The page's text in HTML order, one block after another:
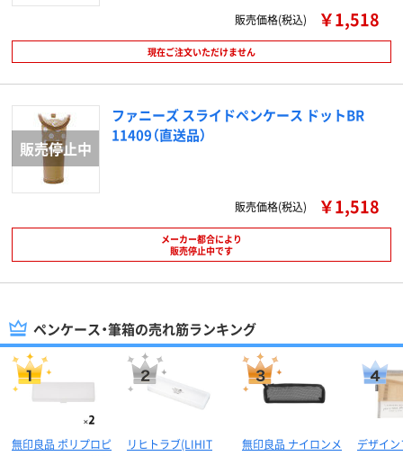
販売価格(税込) ￥1,518
現在ご注文いただけません
ファニーズ スライドペンケース ドットBR
11409（直送品）
販売価格(税込) ￥1,518
メーカー都合により
販売停止中です
ペンケース・筆箱の売れ筋ランキング
無印良品 ポリプロピ
リヒトラブ(LIHIT
無印良品 ナイロンメ
デザイ